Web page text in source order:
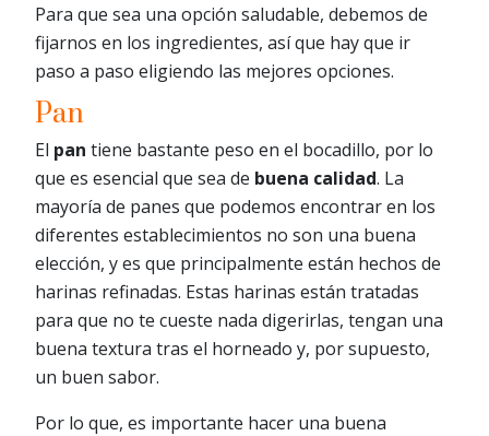
Para que sea una opción saludable, debemos de
fijarnos en los ingredientes, así que hay que ir
paso a paso eligiendo las mejores opciones.
Pan
El pan tiene bastante peso en el bocadillo, por lo
que es esencial que sea de buena calidad. La
mayoría de panes que podemos encontrar en los
diferentes establecimientos no son una buena
elección, y es que principalmente están hechos de
harinas refinadas. Estas harinas están tratadas
para que no te cueste nada digerirlas, tengan una
buena textura tras el horneado y, por supuesto,
un buen sabor.
Por lo que, es importante hacer una buena